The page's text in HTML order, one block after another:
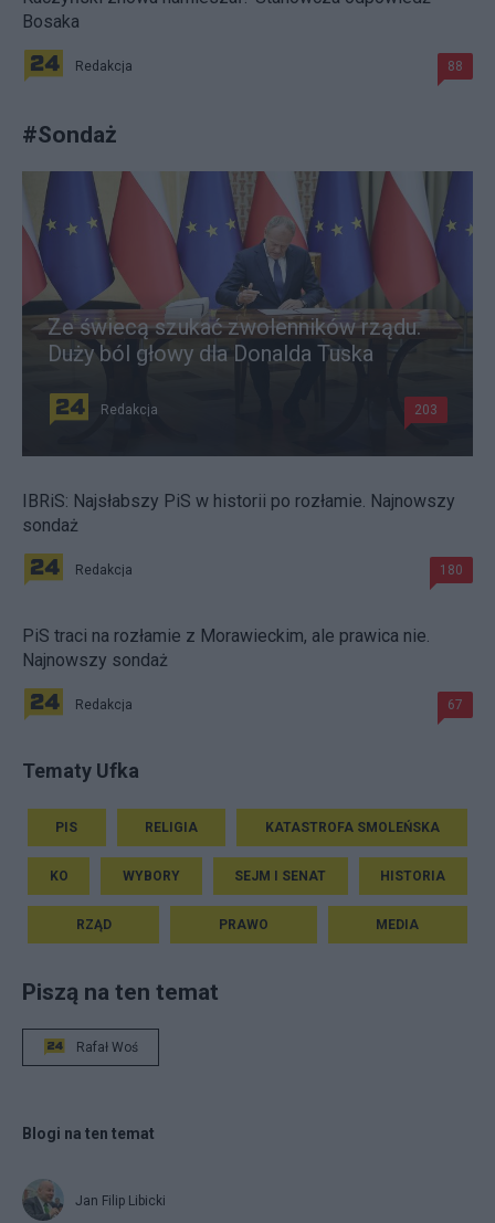
Bosaka
Redakcja 88
#Sondaż
Ze świecą szukać zwolenników rządu.
Duży ból głowy dla Donalda Tuska
Redakcja 203
IBRiS: Najsłabszy PiS w historii po rozłamie. Najnowszy
sondaż
Redakcja 180
PiS traci na rozłamie z Morawieckim, ale prawica nie.
Najnowszy sondaż
Redakcja 67
Tematy Ufka
PIS RELIGIA KATASTROFA SMOLEŃSKA
KO WYBORY SEJM I SENAT HISTORIA
RZĄD PRAWO MEDIA
Piszą na ten temat
Rafał Woś
Blogi na ten temat
Jan Filip Libicki